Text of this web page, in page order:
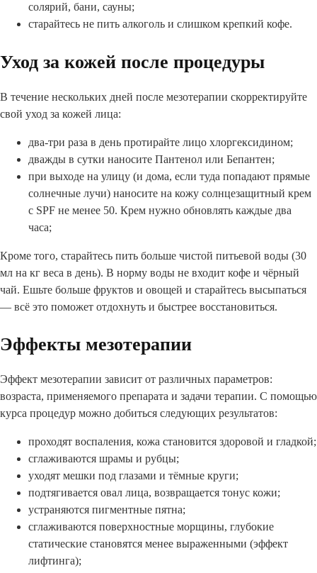
солярий, бани, сауны;
старайтесь не пить алкоголь и слишком крепкий кофе.
Уход за кожей после процедуры
В течение нескольких дней после мезотерапии скорректируйте
свой уход за кожей лица:
два-три раза в день протирайте лицо хлоргексидином;
дважды в сутки наносите Пантенол или Бепантен;
при выходе на улицу (и дома, если туда попадают прямые
солнечные лучи) наносите на кожу солнцезащитный крем
с SPF не менее 50. Крем нужно обновлять каждые два
часа;
Кроме того, старайтесь пить больше чистой питьевой воды (30
мл на кг веса в день). В норму воды не входит кофе и чёрный
чай. Ешьте больше фруктов и овощей и старайтесь высыпаться
— всё это поможет отдохнуть и быстрее восстановиться.
Эффекты мезотерапии
Эффект мезотерапии зависит от различных параметров:
возраста, применяемого препарата и задачи терапии. С помощью
курса процедур можно добиться следующих результатов:
проходят воспаления, кожа становится здоровой и гладкой;
сглаживаются шрамы и рубцы;
уходят мешки под глазами и тёмные круги;
подтягивается овал лица, возвращается тонус кожи;
устраняются пигментные пятна;
сглаживаются поверхностные морщины, глубокие
статические становятся менее выраженными (эффект
лифтинга);